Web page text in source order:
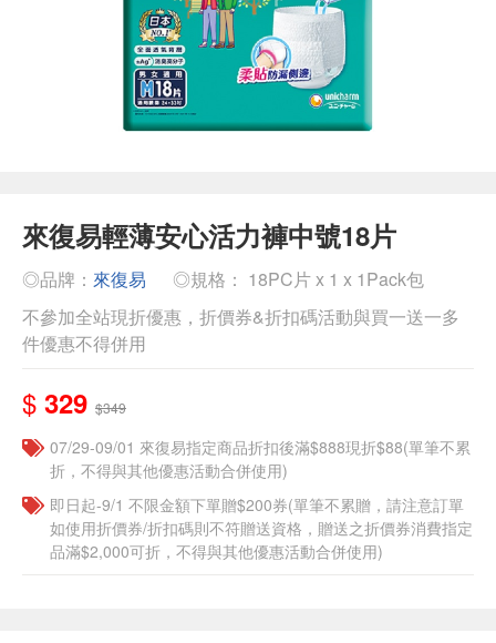
來復易輕薄安心活力褲中號18片
◎品牌： 來復易
◎規格： 18PC片 x 1 x 1Pack包
不參加全站現折優惠，折價券&折扣碼活動與買一送一多
件優惠不得併用
$ 329 $349
07/29-09/01 來復易指定商品折扣後滿$888現折$88(單筆不累
折，不得與其他優惠活動合併使用)
即日起-9/1 不限金額下單贈$200券(單筆不累贈，請注意訂單
如使用折價券/折扣碼則不符贈送資格，贈送之折價券消費指定
品滿$2,000可折，不得與其他優惠活動合併使用)